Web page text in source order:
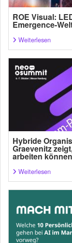
ROE Visual:
Emergence-
Weiterlesen
Hybride
Graevenitz
arbeiten können
Weiterlesen